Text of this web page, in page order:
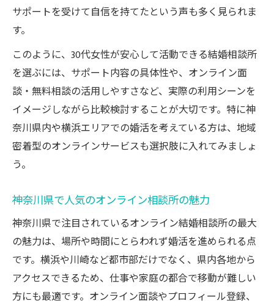
サポートを受けて自信を持てたという声も多く見られま
す。
このように、30代女性が安心して活動できる結婚相談所
を選ぶには、サポート内容の具体性や、オンライン面
談・無料相談の活用しやすさなど、実際の利用シーンを
イメージしながら比較検討することが大切です。特に神
奈川県内や横浜エリアでの婚活を考えている方は、地域
密着型のオンラインサービスも選択肢に入れてみましょ
う。
神奈川県で人気のオンライン相談所の魅力
神奈川県で注目されているオンライン結婚相談所の最大
の魅力は、場所や時間にとらわれず婚活を進められる点
です。横浜や川崎など都市部だけでなく、県内各地から
アクセスできるため、仕事や家庭の都合で移動が難しい
方にも最適です。オンライン面談やプロフィール登録、